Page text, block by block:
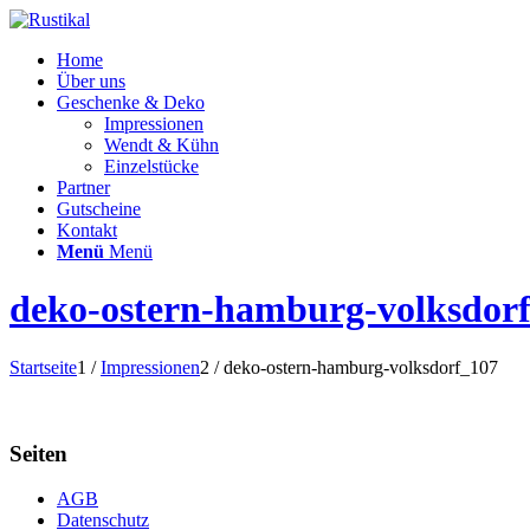
Home
Über uns
Geschenke & Deko
Impressionen
Wendt & Kühn
Einzelstücke
Partner
Gutscheine
Kontakt
Menü Menü
deko-ostern-hamburg-
Startseite1 / Impressionen2 / deko-ostern-hamburg-volksdorf_107
Seiten
AGB
Datenschutz